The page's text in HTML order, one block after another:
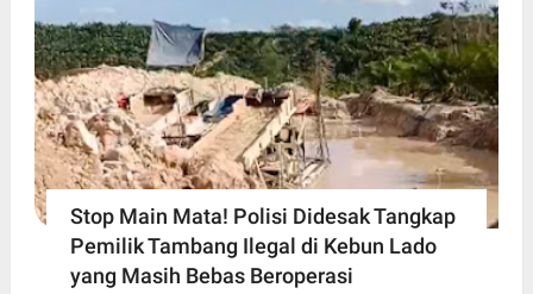
Stop Main Mata! Polisi Didesak Tangkap
Pemilik Tambang Ilegal di Kebun Lado
yang Masih Bebas Beroperasi